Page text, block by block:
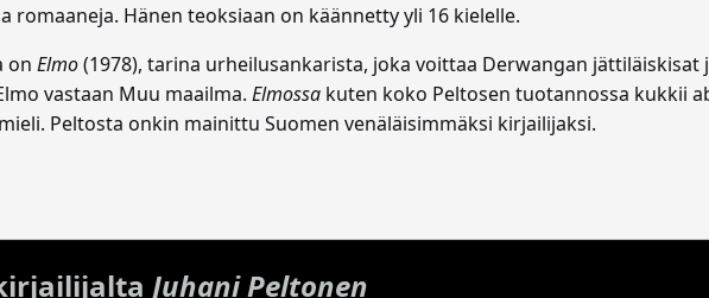
romaaneja. Hänen teoksiaan on käännetty yli 16 kielelle.
on Elmo(1978), tarina urheilusankarista, joka voittaa Derwangan jättiläiskisat
vastaan Muu maailma. Elmossa kuten koko Peltosen tuotannossa kukkii
Peltosta onkin mainittu Suomen venäläisimmäksi kirjailijaksi.
Juhani Peltonen